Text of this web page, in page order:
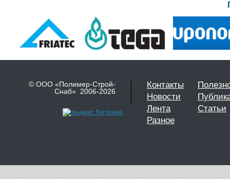
© ООО «Полимер-Строй-
Снаб» 2006-2026
Контакты
Новости
Лента
Статьи
Разное